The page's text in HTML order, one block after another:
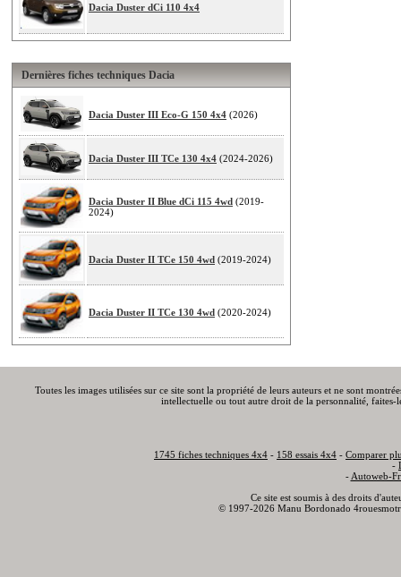
Dacia Duster dCi 110 4x4
Dernières fiches techniques Dacia
Dacia Duster III Eco-G 150 4x4 (2026)
Dacia Duster III TCe 130 4x4 (2024-2026)
Dacia Duster II Blue dCi 115 4wd (2019-
2024)
Dacia Duster II TCe 150 4wd (2019-2024)
Dacia Duster II TCe 130 4wd (2020-2024)
Toutes les images utilisées sur ce site sont la propriété de leurs auteurs et ne sont
intellectuelle ou tout autre droit de la personnalité,
1745 fiches techniques 4x4 - 158 essais 4x4 - Comparer
-
- Autoweb-
Ce site est soumis à des droits
© 1997-2026 Manu Bordonado